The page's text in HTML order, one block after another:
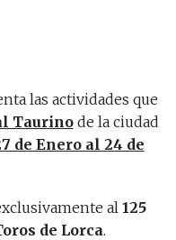
las actividades que
Taurinode la ciudad
de Enero al 24 de
al 125
de Lorca.